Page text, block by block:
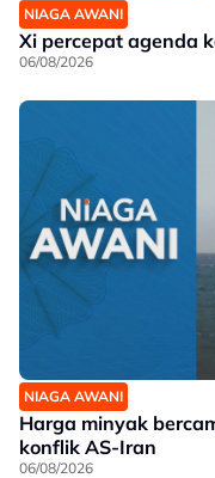
NIAGA AWANI
Xi percepat agenda
06/08/2026
NIAGA AWANI
Harga minyak
konflik AS-Iran
06/08/2026